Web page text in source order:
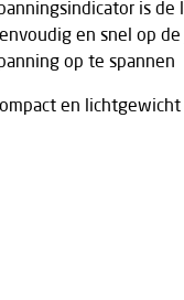
is de
en snel op
op te spannen
en lichtgewicht